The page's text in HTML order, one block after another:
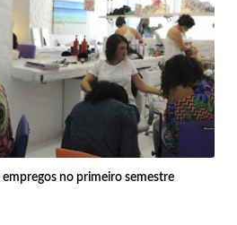
empregos no primeiro semestre